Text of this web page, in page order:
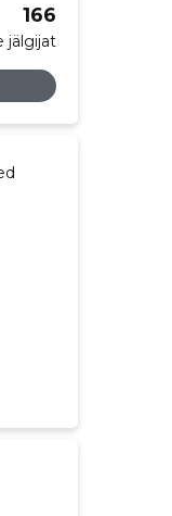
jälgijat
166